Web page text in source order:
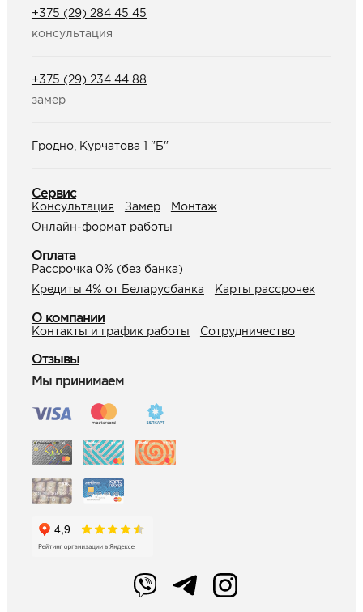
+375 (29) 284 45 45
консультация
+375 (29) 234 44 88
замер
Гродно, Курчатова 1 "Б"
Сервис
Консультация Замер
Монтаж
Онлайн-формат работы
Оплата
Рассрочка 0% (без банка)
Кредиты 4% от Беларусбанка
Карты рассрочек
О компании
Контакты и график работы Сотрудничество
Отзывы
Мы принимаем